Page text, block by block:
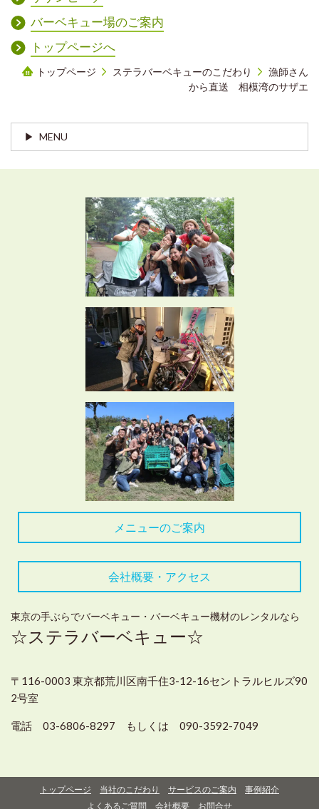
バーベキュー場のご案内
トップページへ
トップページ ステラバーベキューのこだわり
漁師さん
から直送 相模湾のサザエ
MENU
メニューのご案内
会社概要・アクセス
東京の手ぶらでバーベキュー・バーベキュー機材のレンタルなら
☆ステラバーベキュー☆
〒116-0003 東京都荒川区南千住3-12-16セントラルヒルズ90
2号室
電話 03-6806-8297 もしくは 090-3592-7049
トップページ 当社のこだわり サービスのご案内
事例紹介
よくあるご質問
会社概要 お問合せ